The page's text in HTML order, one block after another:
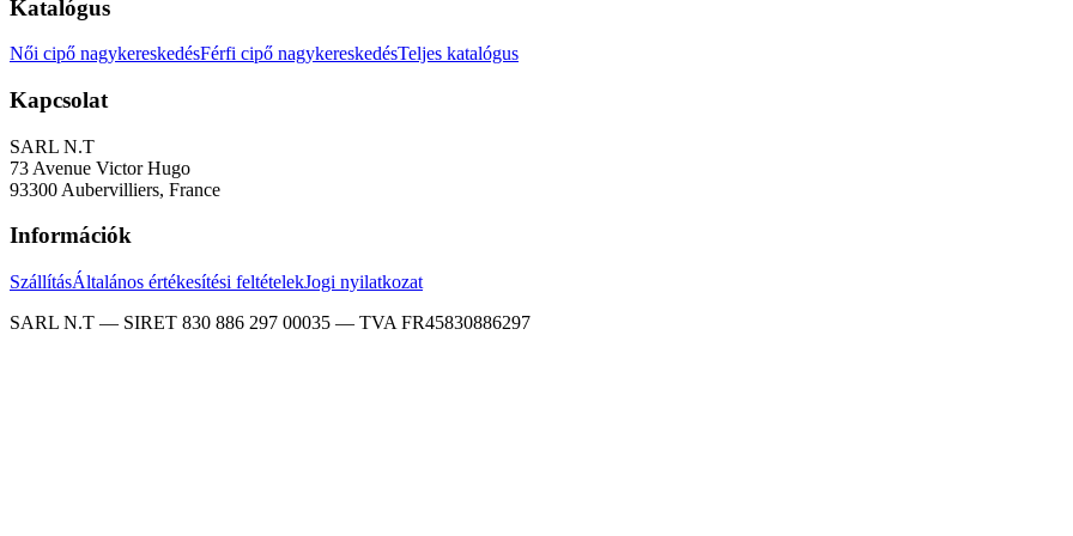
Katalógus
Női cipő nagykereskedésFérfi cipő nagykereskedésTeljes katalógus
Kapcsolat
SARL N.T
73 Avenue Victor Hugo
93300 Aubervilliers, France
Információk
SzállításÁltalános értékesítési feltételekJogi nyilatkozat
SARL N.T — SIRET 830 886 297 00035 — TVA FR45830886297